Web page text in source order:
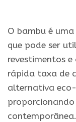
O bambu é
que pode ser
revestimentos e
rápida taxa de
alternativa
contemporânea.